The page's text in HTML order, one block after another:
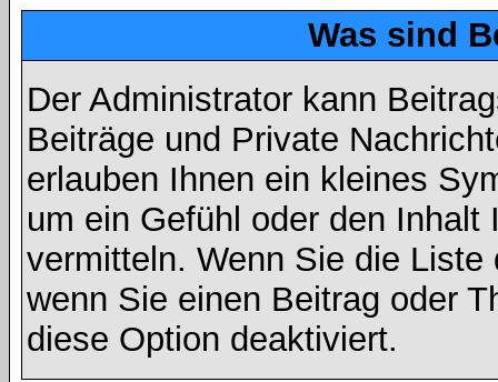
Was sind
Der Administrator kann
Beiträge und Private
erlauben Ihnen ein kleines
um ein Gefühl oder den
vermitteln. Wenn Sie die
wenn Sie einen Beitrag oder
diese Option deaktiviert.